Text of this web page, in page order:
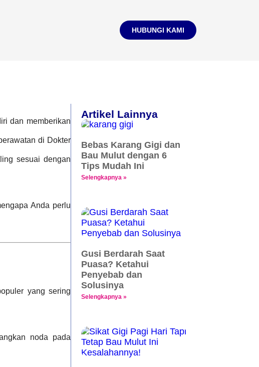
HUBUNGI KAMI
dan memberikan
di Dokter
sesuai dengan
Anda perlu
yang sering
noda pada
Artikel Lainnya
Bebas Karang Gigi dan
Bau Mulut dengan 6
Tips Mudah Ini
Selengkapnya »
Gusi Berdarah Saat
Puasa? Ketahui
Penyebab dan
Solusinya
Selengkapnya »